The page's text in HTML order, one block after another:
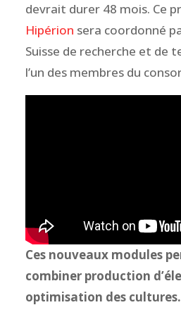
devrait durer 48 mois. Ce
Hipérion sera coordonné
Suisse de recherche et de
l’un des membres du
Ces nouveaux modules
combiner production
optimisation des cultures.